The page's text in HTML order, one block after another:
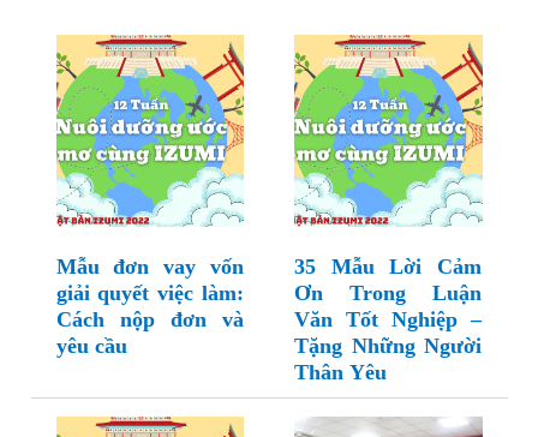
Mẫu đơn vay vốn
giải quyết việc làm:
Cách nộp đơn và
yêu cầu
35 Mẫu Lời Cảm
Ơn Trong Luận
Văn Tốt Nghiệp –
Tặng Những Người
Thân Yêu